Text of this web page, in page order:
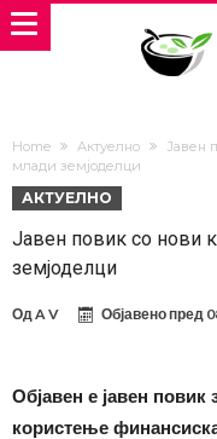
Home Актуелно
Јавен
млади земјоделци
АКТУЕЛНО
Јавен повик со нови
земјоделци
ОдA V Објавено пред
Објавен е jавен повик
користење